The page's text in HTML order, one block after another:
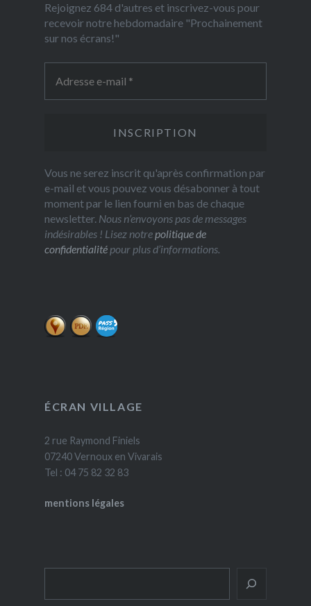
Rejoignez 684 d'autres et inscrivez-vous pour
recevoir notre hebdomadaire "Prochainement
sur nos écrans!"
Vous ne serez inscrit qu'après confirmation par
e-mail et vous pouvez vous désabonner à tout
moment par le lien fourni en bas de chaque
newsletter. Nous n’envoyons pas de messages
indésirables ! Lisez notrepolitique de
confidentialitépour plus d’informations.
ÉCRAN VILLAGE
2 rue Raymond Finiels
07240 Vernoux en Vivarais
Tel : 04 75 82 32 83
mentions légales